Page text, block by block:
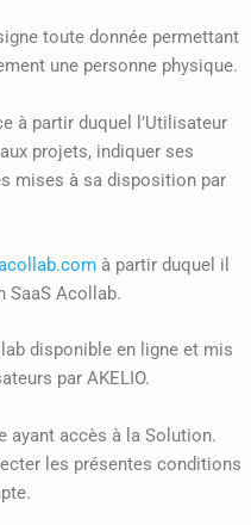
toute donnée permettant
une personne physique.
à partir duquel l’Utilisateur
projets, indiquer ses
mises à sa disposition par
à partir duquel il
SaaS Acollab.
disponible en ligne et mis
par AKELIO.
ayant accès à la Solution.
les présentes conditions